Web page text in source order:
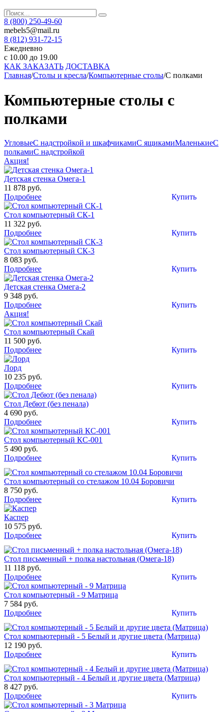
8 (800) 250-49-60
mebels5@mail.ru
8 (812) 931-72-15
Ежедневно
с 10.00 до 19.00
КАК ЗАКАЗАТЬ ДОСТАВКА
Главная/Столы и кресла/Компьютерные столы/С полками
Компьютерные столы с
полками
УгловыеС надстройкой и шкафчикамиС ящикамиМаленькиеС
полкамиС надстройкой
Акция!
Детская стенка Омега-1
11 878 руб.
Купить
Подробнее
Стол компьютерный СК-1
11 322 руб.
Купить
Подробнее
Стол компьютерный СК-3
8 083 руб.
Купить
Подробнее
Детская стенка Омега-2
9 348 руб.
Купить
Подробнее
Акция!
Стол компьютерный Скай
11 500 руб.
Купить
Подробнее
Лорд
10 235 руб.
Купить
Подробнее
Стол Дебют (без пенала)
4 690 руб.
Купить
Подробнее
Стол компьютерный КС-001
5 490 руб.
Купить
Подробнее
Стол компьютерный со стелажом 10.04 Боровичи
8 750 руб.
Купить
Подробнее
Каспер
10 575 руб.
Купить
Подробнее
Стол письменный + полка настольная (Омега-18)
11 118 руб.
Купить
Подробнее
Стол компьютерный - 9 Матрица
7 584 руб.
Купить
Подробнее
Стол компьютерный - 5 Белый и другие цвета (Матрица)
12 190 руб.
Купить
Подробнее
Стол компьютерный - 4 Белый и другие цвета (Матрица)
8 427 руб.
Купить
Подробнее